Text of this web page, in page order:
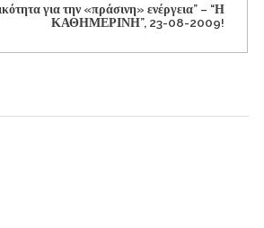
για την «πράσινη» ενέργεια” – “Η
ΚΑΘΗΜΕΡΙΝΗ”, 23-08-2009!